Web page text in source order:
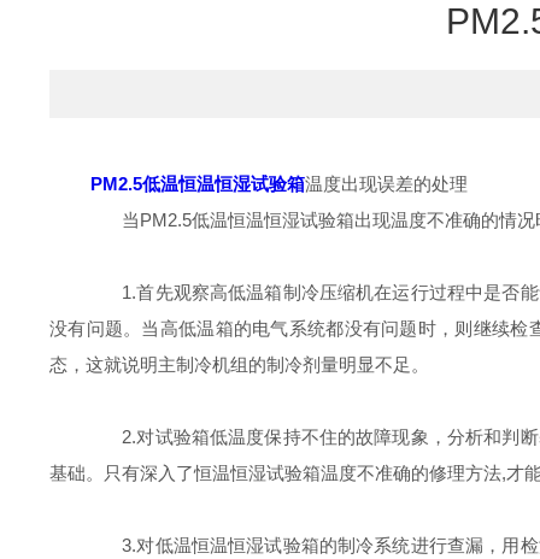
PM2.5低温恒温恒湿试验箱温度出现误差的处理
当PM2.5低温恒温恒湿试验箱出现温度不准确的情况
1.首先观察高低温箱制冷压缩机在运行过程中是否能
没有问题。当高低温箱的电气系统都没有问题时，则继续
态，这就说明主制冷机组的制冷剂量明显不足。
2.对试验箱低温度保持不住的故障现象，分析和判断
基础。只有深入了恒温恒湿试验箱温度不准确的修理方法,才
3.对低温恒温恒湿试验箱的制冷系统进行查漏，用检